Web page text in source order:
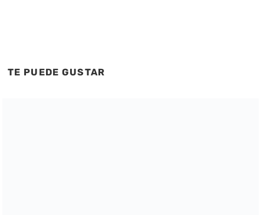
TE PUEDE GUSTAR